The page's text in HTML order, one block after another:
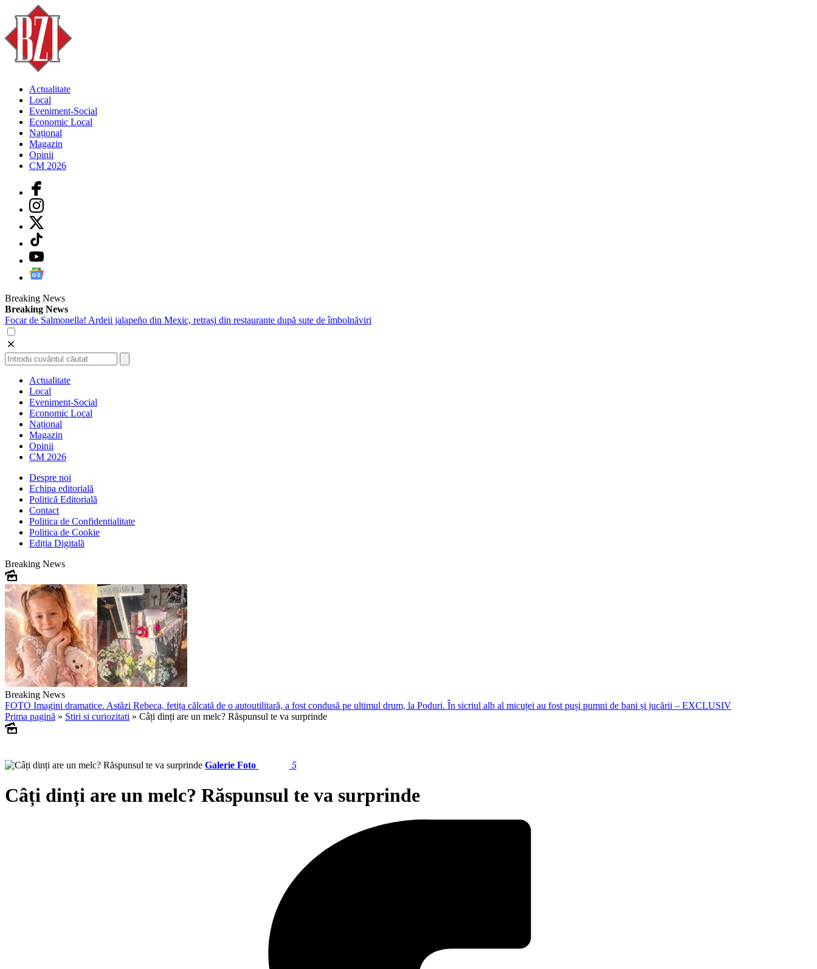
Actualitate
Local
Eveniment-Social
Economic Local
Național
Magazin
Opinii
CM 2026
Breaking News
Breaking News
Focar de Salmonella! Ardeii jalapeño din Mexic, retrași din restaurante după sute de îmbolnăviri
Actualitate
Local
Eveniment-Social
Economic Local
Național
Magazin
Opinii
CM 2026
Despre noi
Echipa editorială
Politică Editorială
Contact
Politica de Confidentialitate
Politica de Cookie
Ediția Digitală
Breaking News
Breaking News
FOTO Imagini dramatice. Astăzi Rebeca, fetița călcată de o autoutilitară, a fost condusă pe ultimul drum, la Poduri. În sicriul alb al micuței au fost puși pumni de bani și jucării – EXCLUSIV
Prima pagină » Stiri si curiozitati » Câți dinți are un melc? Răspunsul te va surprinde
Galerie Foto 5
Câți dinți are un melc? Răspunsul te va surprinde